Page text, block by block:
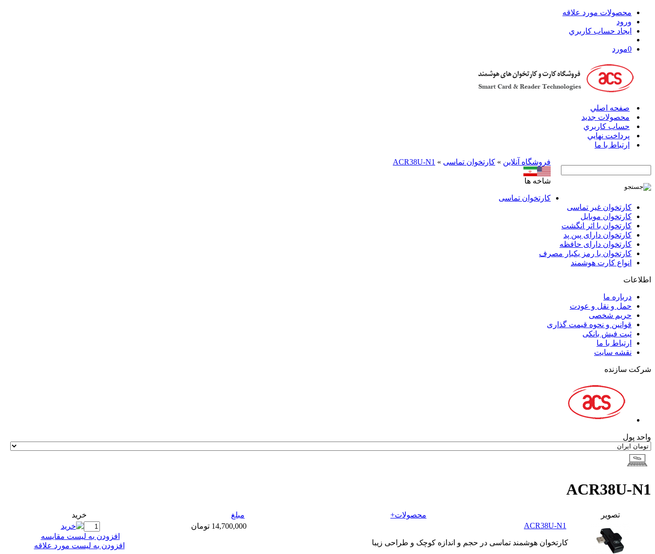
محصولات مورد علاقه
ورود
ايجاد حساب کاربري
0مورد
صفحه اصلي
محصولات جدید
حساب کاربري
پرداخت نهايي
ارتباط با ما
فروشگاه آنلاين » کارتخوان‌ تماسی »
ACR38U-N1
شاخه ها
کارتخوان‌ تماسی
کارتخوان‌ غیر تماسی
کارتخوان موبایل
کارتخوان با اثر انگشت
کارتخوان دارای پین پد
کارتخوان دارای حافظه
کارتخوان با رمز یکبار مصرف
انواع کارت هوشمند
اطلاعات
درباره ما
حمل و نقل و عودت
حریم شخصی
قوانین و نحوه قیمت گذاری
ثبت فیش بانکی
ارتباط با ما
نقشه سايت
شرکت سازنده
واحد پول
ACR38U-N1
تصوير محصولات+ مبلغ
خريد
ACR38U-N1
کارتخوان هوشمند تماسی در حجم و اندازه کوچک و طراحی زیبا
14,700,000 تومان
افزودن به ليست مقايسه
افزودن به لیست مورد علاقه